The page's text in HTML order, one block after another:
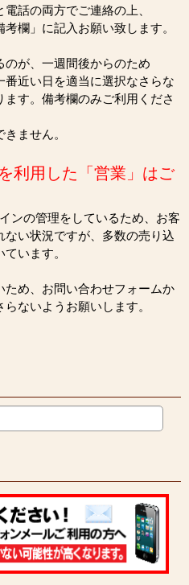
話の両方でご連絡の上、
欄」に記入お願い致します。
のが、一週間後からのため
近い日を適当に選択なさらな
す。備考欄のみご利用くださ
ません。
利用した「営業」はご
ンの管理をしているため、お客
い状況ですが、多数の売り込
います。
め、お問い合わせフォームか
ないようお願いします。